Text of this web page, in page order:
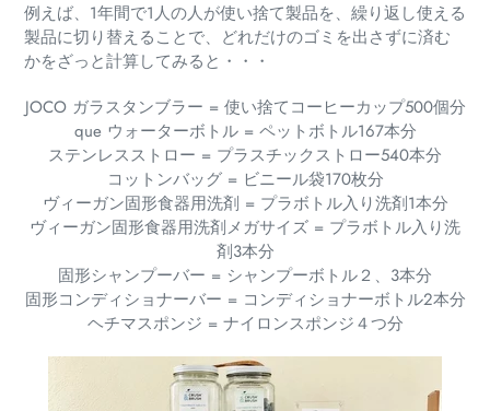
例えば、1年間で1人の人が使い捨て製品を、繰り返し使える
製品に切り替えることで、どれだけのゴミを出さずに済む
かをざっと計算してみると・・・
JOCO ガラスタンブラー = 使い捨てコーヒーカップ500個分
que ウォーターボトル = ペットボトル167本分
ステンレスストロー = プラスチックストロー540本分
コットンバッグ = ビニール袋170枚分
ヴィーガン固形食器用洗剤 = プラボトル入り洗剤1本分
ヴィーガン固形食器用洗剤メガサイズ = プラボトル入り洗
剤3本分
固形シャンプーバー = シャンプーボトル２、3本分
固形コンディショナーバー = コンディショナーボトル2本分
ヘチマスポンジ = ナイロンスポンジ４つ分